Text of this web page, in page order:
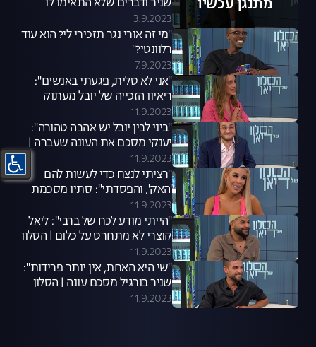
מתנגן עכשיו
שניר ודברים שלא התאימו לו
אצלי": ראיון ההדחה של שי
3.9.2023
"מי זה אורי נגר תזכירי לי? הוא עוד
רלוונטי?"
7.9.2023
"אני לא טלית, פגעתי באנשים":
ריאיון הזכייה של יובל מעתוק
11.9.2023
"ביני לבין יובל יש אהבה טהורה":
יענקי מסכם את העונה שעברה |
הסלון של דיאן
11.9.2023
"רציתי לנצח כדי לעשות להם
'האק', והפסדתי": סתיו מסכמת
עונה | הסלון של דיאן
11.9.2023
"הייתי מודע לכח של ברבי": ליאל
קוצרי לא מתחרט על כלום | הסלון
של דיאן
11.9.2023
"שי היא האחת, אין יותר פרידות":
שניר בורגיל מסכם עונה | הסלון
של דיאן
11.9.2023